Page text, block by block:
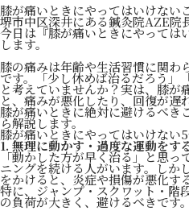
膝が痛いときにやってはいけない
堺市中区深井にある鍼灸院AZE院
今日は『膝が痛いときにやっては
します。
膝の痛みは年齢や生活習慣に関わ
です。「少し休めば治るだろう」
と考えていませんか？実は、膝が
と、痛みが悪化したり、回復が遅
膝が痛いときに絶対に避けるべき
ら解説します。
膝が痛いときにやってはいけない
1. 無理に動かす・過度な運動をす
「動かした方が早く治る」と思っ
ニングを続ける人がいます。しか
をかけると、炎症や損傷が悪化す
特に、ジャンプ・スクワット・階
の負荷が大きく、避けるべきです